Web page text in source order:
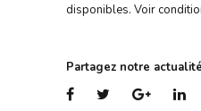
disponibles. Voir
Partagez notre actualité